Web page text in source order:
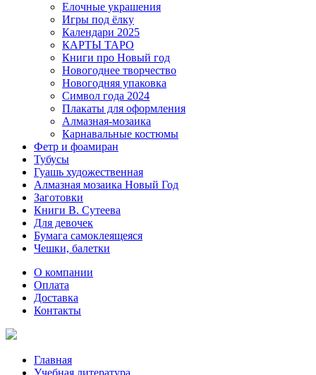
Елочные украшения
Игры под ёлку
Календари 2025
КАРТЫ ТАРО
Книги про Новый год
Новогоднее творчество
Новогодняя упаковка
Символ года 2024
Плакаты для оформления
Алмазная-мозаика
Карнавальные костюмы
Фетр и фоамиран
Тубусы
Гуашь художественная
Алмазная мозаика Новый Год
Заготовки
Книги В. Сутеева
Для девочек
Бумага самоклеящеяся
Чешки, балетки
О компании
Оплата
Доставка
Контакты
Главная
Учебная литература